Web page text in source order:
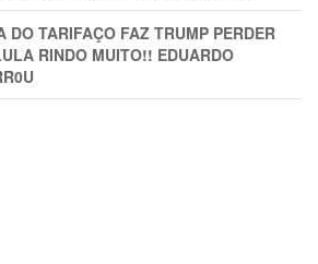
DO TARIFAÇO FAZ TRUMP PERDER
RINDO MUITO!! EDUARDO